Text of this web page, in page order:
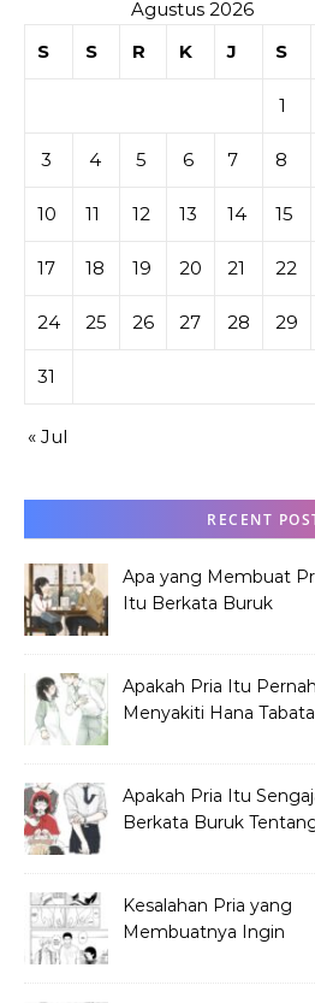
Agustus 2026
S
S R K J S
1
3 4 5 6 7 8
10 11 12 13 14 15
17 18 19 20 21 22
24 25 26 27 28 29
31
« Jul
RECENT
Apa yang Membuat
Itu Berkata Buruk
Apakah Pria Itu Pernah
Menyakiti Hana Tabata
Apakah Pria Itu
Berkata Buruk
Kesalahan Pria yang
Membuatnya Ingin